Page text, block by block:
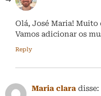
Olá, José Maria!
Vamos adicionar os
Reply
Maria clara disse: